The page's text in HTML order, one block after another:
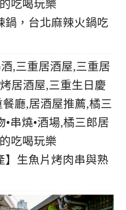
鍋，台北麻辣火鍋吃
】生魚片烤肉串與熟